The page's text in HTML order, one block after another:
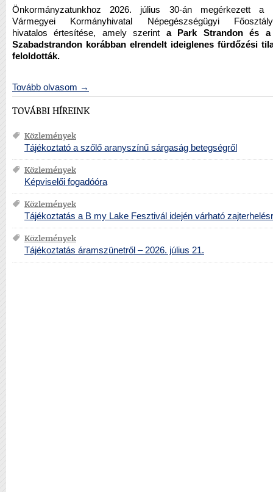
Önkormányzatunkhoz 2026. július 30-án megérkezett a
Vármegyei Kormányhivatal Népegészségügyi
hivatalos értesítése, amely szerint a Park Strandon és
Szabadstrandon korábban elrendelt ideiglenes fürdőzési
feloldották.
Tovább olvasom →
TOVÁBBI HÍREINK
Közlemények
Tájékoztató a szőlő aranyszínű sárgaság betegségről
Közlemények
Képviselői fogadóóra
Közlemények
Tájékoztatás a B my Lake Fesztivál idején várható
Közlemények
Tájékoztatás áramszünetről – 2026. július 21.